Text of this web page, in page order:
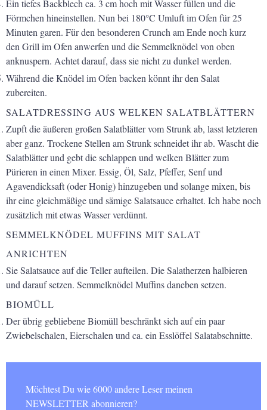
Ein tiefes Backblech ca. 3 cm hoch mit Wasser füllen und die
Förmchenhineinstellen. Nun bei 180°C Umluft im Ofen für 25
Minuten garen. Fürden besonderen Crunch am Ende noch kurz
den Grill im Ofen anwerfen unddie Semmelknödel von oben
anknuspern. Achtet darauf, dass sie nicht zudunkel werden.
Während die Knödel im Ofen backen könnt ihr den Salat
zubereiten.
SALATDRESSING AUS WELKEN SALATBLÄTTERN
Zupft die äußeren großen Salatblätter vom Strunk ab, lasst letzteren
aber ganz. Trockene Stellen am Strunk schneidet ihr ab. Wascht die
Salatblätter und gebt die schlappen und welken Blätter zum
Pürieren ineinen Mixer. Essig, Öl, Salz, Pfeffer, Senf und
Agavendicksaft (oderHonig) hinzugeben und solange mixen, bis
ihr eine gleichmäßige undsämige Salatsauce erhaltet. Ich habe noch
zusätzlich mit etwas Wasserverdünnt.
SEMMELKNÖDEL MUFFINS MIT SALAT
ANRICHTEN
Sie Salatsauce auf die Teller aufteilen. Die Salatherzen halbieren
und darauf setzen. Semmelknödel Muffins daneben setzen.
BIOMÜLL
Der übrig gebliebene Biomüll beschränkt sich auf ein paar
Zwiebelschalen, Eierschalen und ca. ein Esslöffel Salatabschnitte.
Möchtest Du wie 6000 andere Leser meinen
NEWSLETTER abonnieren?